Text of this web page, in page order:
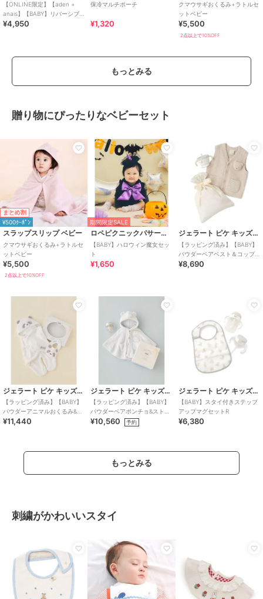
ブランド ダッドウェイ
ひも・スリング
ひも・スリング
ベビー用品・おもちゃ ／
ひも・スリング
カラー
ライトモス、スカイグレー、ベー
ジュ
サイズ
素材
本体：ポリエステル100％
メッシュ部分：ポリエステル10
0％
スーパースペーサー：ポリエチレ
ン
保冷ジェル外装：ナイロン、ポリ
商品のお取り扱い方法
【ONLINE限定】【aden +
anais】【BABY】リバーシブ
ルブランケット／ミニ／アニ
¥4,950
保冷マルチポーチ
¥1,320
クマウサギおくるみ+ラトルセ
ットベビー
¥5,500
2点以上で10%OFF
もっとみる
贈り物にぴったりなベビーセット
まとめ割
¥500ｸｰﾎﾟﾝ
スラップスリップ ベビー
クマウサギおくるみ+ラトルセ
ットベビー
¥5,500
2点以上で10%OFF
期間限定SALE
ロペピクニックパサージュ
【BABY】ハロウィン魔女セッ
ト
¥1,650
ジェラート ピケ キッズ＆ベビー
【ラッピング済み】【BABY】
パウダーベアベスト＆コップ
deマグSET
¥8,690
ジェラート ピケ キッズ＆ベビー
【ラッピング済み】【BABY】
パウダーアニマルおくるみ&ス
タイセット BOX付き
¥11,440
ジェラート ピケ キッズ＆ベビー
【ラッピング済み】【BABY】
パウダーベアポンチョ&ストロ
ーマグセット BOX付き
¥10,560 予約
ジェラート ピケ キッズ＆ベビー
【BABY】スタイ付きステップ
アップマグセットR
¥6,380
もっとみる
刺繍がかわいいスタイ